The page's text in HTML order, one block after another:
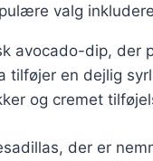
valg
avocado-dip, der
tilføjer en dejlig
og cremet
der er